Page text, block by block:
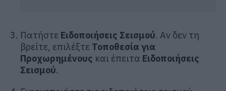
Πατήστε Ειδοποιήσεις Σεισμού. Αν δεν τη
βρείτε, επιλέξτε Τοποθεσία για
Προχωρημένους και έπειτα Ειδοποιήσεις
Σεισμού.